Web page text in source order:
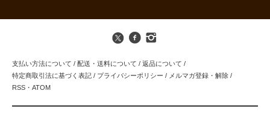
支払い方法について / 配送・送料について / 返品について /
特定商取引法に基づく表記 / プライバシーポリシー / メルマガ登録・解除 /
RSS ・ ATOM